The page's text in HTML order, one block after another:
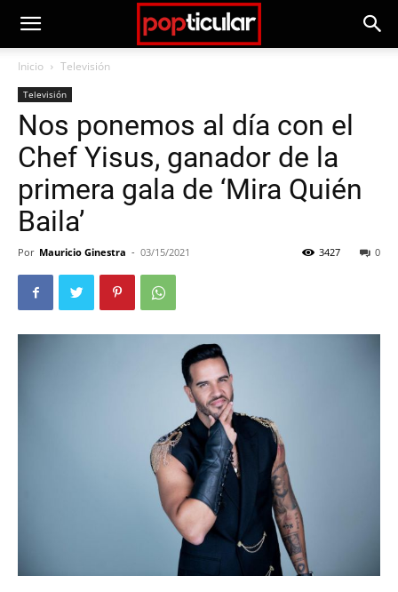
Inicio Televisión
Televisión
Nos ponemos al día con el
Chef Yisus, ganador de la
primera gala de ‘Mira Quién
Baila’
Por Mauricio Ginestra - 03/15/2021 0
3427